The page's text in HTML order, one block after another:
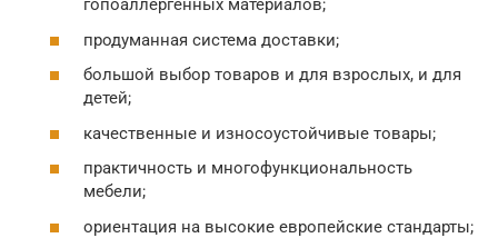
гопоаллергенных материалов;
продуманная система доставки;
большой выбор товаров и для взрослых, и для
детей;
качественные и износоустойчивые товары;
практичность и многофункциональность
мебели;
ориентация на высокие европейские стандарты;